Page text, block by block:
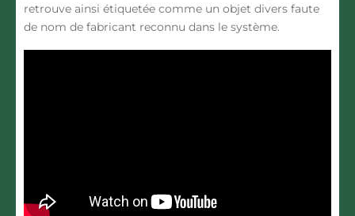
retrouve ainsi étiquetée comme un objet divers faute
de nom de fabricant reconnu dans le système.